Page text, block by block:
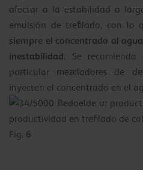
afectar a la estabilidad a
emulsión de trefilado, con lo
siempre el concentrado al
inestabilidad. Se recomienda
particular mezcladores de
inyecten el concentrado en el
Fig. 6